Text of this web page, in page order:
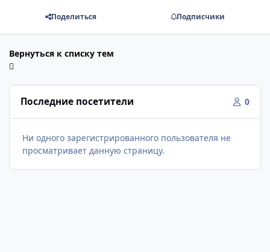
Поделиться Подписчики
Вернуться к списку тем
Последние посетители 0
Ни одного зарегистрированного пользователя не
просматривает данную страницу.